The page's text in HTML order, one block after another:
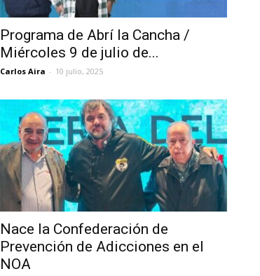
Programa de Abrí la Cancha /
Miércoles 9 de julio de...
Carlos Aira - 10 julio, 2025
Nace la Confederación de
Prevención de Adicciones en el
NOA